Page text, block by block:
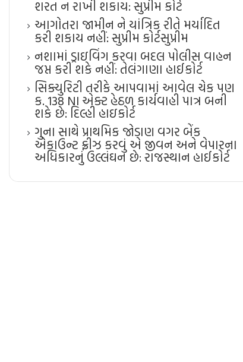
શરત ન રાખી શકાય: સુપ્રીમ કોર્ટ
આગોતરા જામીન ને યાંત્રિક રીતે મર્યાદિત
કરી શકાય નહીં: સુપ્રીમ કોર્ટ​સુપ્રીમ
નશામાં ડ્રાઇવિંગ કરવા બદલ પોલીસ વાહન
જપ્ત કરી શકે નહીં: તેલંગાણા હાઈકોર્ટ
સિક્યુરિટી તરીકે આપવામાં આવેલ ચેક પણ
ક. 138 NI એક્ટ હેઠળ કાર્યવાહી પાત્ર બની
શકે છે: દિલ્હી હાઇકોર્ટ
ગુના સાથે પ્રાથમિક જોડાણ વગર બેંક
એકાઉન્ટ ફ્રીઝ કરવું એ જીવન અને વેપારના
અધિકારનું ઉલ્લંઘન છે: રાજસ્થાન હાઈકોર્ટ